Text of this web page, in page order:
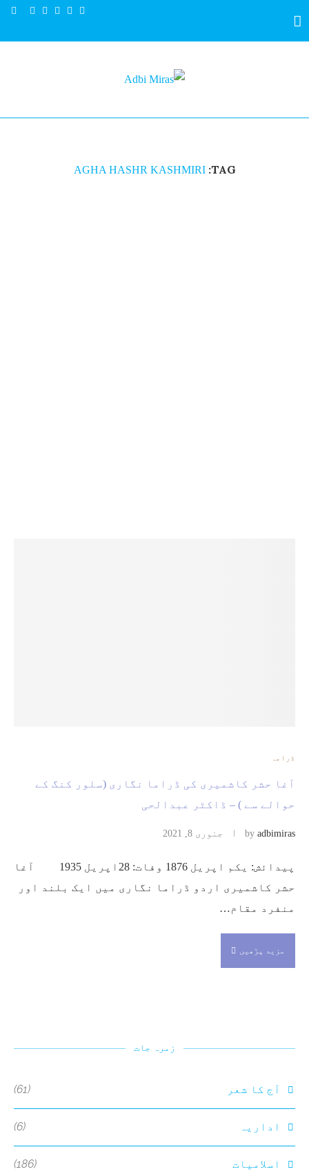
TAG:
AGHA HASHR KASHMIRI
ڈرامہ
آغا حشر کاشمیری کی ڈراما نگاری (سلور کنگ کے
حوالے سے ) – ڈاکٹر عبدالحی
by adbimiras جنوری 8, 2021
پیدائش: یکم اپریل 1876 وفات: 28اپریل 1935 آغا
حشر کاشمیری اردو ڈراما نگاری میں ایک بلند اور
منفرد مقام…
مزید پڑھیں
زمرہ جات
آج کا شعر (61)
اداریہ (6)
اسلامیات (186)